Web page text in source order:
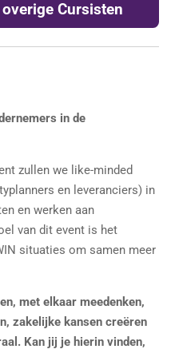
Cursisten
in de
zullen we like-minded
en leveranciers) in
en werken aan
van dit event is het
situaties om samen meer
met elkaar meedenken,
zakelijke kansen creëren
Kan jij je hierin vinden,